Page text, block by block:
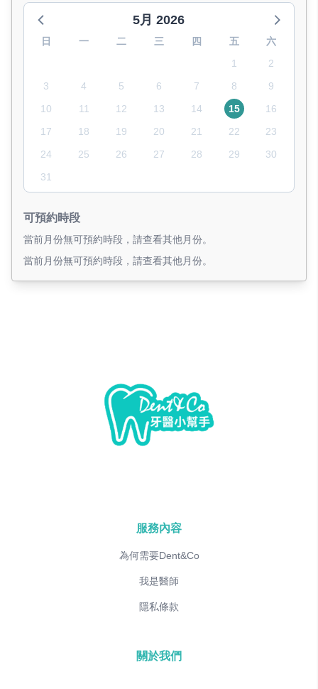
5月 2026
日 一 二 三 四 五
六
1
2
3
4 5 6 7 8
9
10
11 12 13 14 15
16
17
18 19 20 21 22
23
24
25 26 27 28 29
30
31
可預約時段
當前月份無可預約時段，請查看其他月份。
當前月份無可預約時段，請查看其他月份。
服務內容
為何需要Dent&Co
我是醫師
隱私條款
關於我們